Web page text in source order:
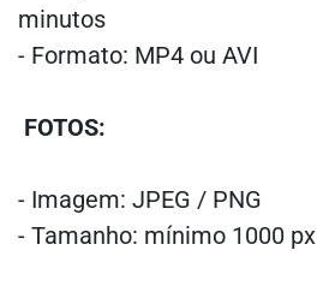
minutos
- Formato: MP4 ou AVI
FOTOS:
- Imagem: JPEG / PNG
- Tamanho: mínimo 1000 px